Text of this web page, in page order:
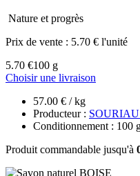
Nature et progrès
Prix de vente : 5.70 € l'unité
5.70 €100 g
Choisir une livraison
57.00 € / kg
Producteur :
Conditionnement : 100
Produit commandable jusqu'à